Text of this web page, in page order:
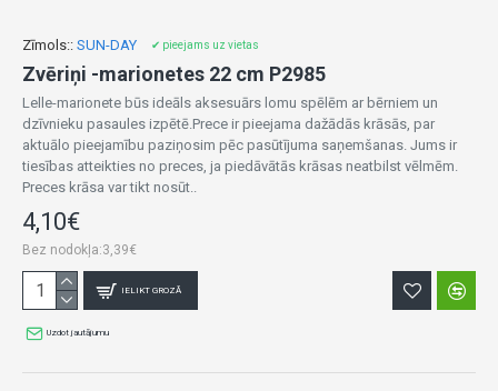
Zīmols:: SUN-DAY ✔ pieejams uz vietas
Zvēriņi -marionetes 22 cm P2985
Lelle-marionete būs ideāls aksesuārs lomu spēlēm ar bērniem un
dzīvnieku pasaules izpētē.Prece ir pieejama dažādās krāsās, par
aktuālo pieejamību paziņosim pēc pasūtījuma saņemšanas. Jums ir
tiesības atteikties no preces, ja piedāvātās krāsas neatbilst vēlmēm.
Preces krāsa var tikt nosūt..
4,10€
Bez nodokļa:3,39€
IELIKT GROZĀ
Uzdot jautājumu